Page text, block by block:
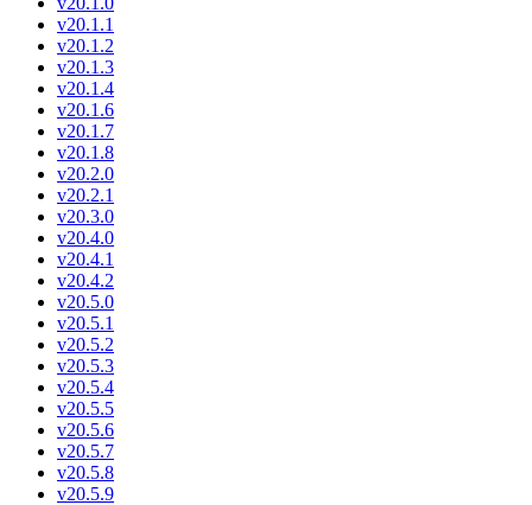
v20.1.1
v20.1.2
v20.1.3
v20.1.4
v20.1.6
v20.1.7
v20.1.8
v20.2.0
v20.2.1
v20.3.0
v20.4.0
v20.4.1
v20.4.2
v20.5.0
v20.5.1
v20.5.2
v20.5.3
v20.5.4
v20.5.5
v20.5.6
v20.5.7
v20.5.8
v20.5.9